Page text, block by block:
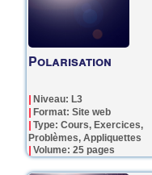
Polarisation
Niveau: L3
Format: Site web
Type: Cours, Exercices,
Problèmes, Appliquettes
Volume: 25 pages